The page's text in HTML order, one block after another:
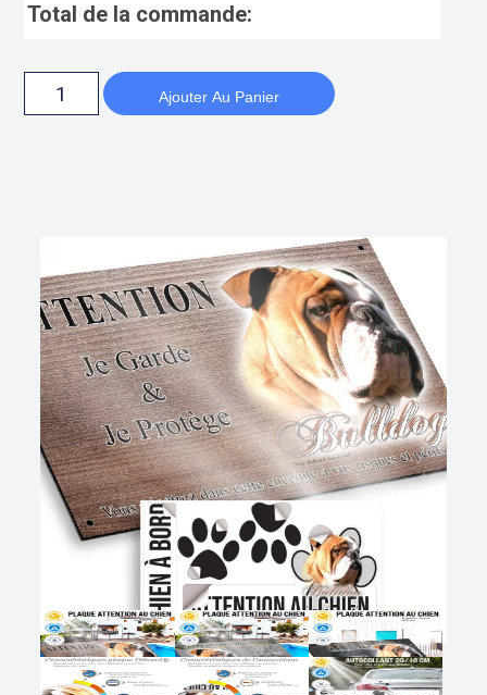
Total de la commande:
Ajouter Au Panier